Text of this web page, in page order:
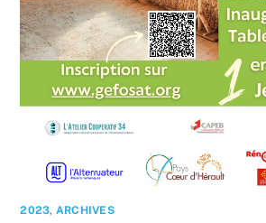
2023, ARCHIVES